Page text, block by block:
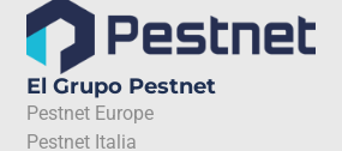
El Grupo Pestnet
Pestnet Europe
Pestnet Italia